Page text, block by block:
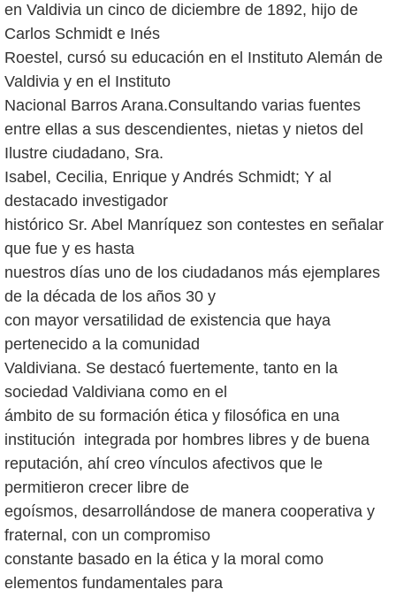
en Valdivia un cinco de diciembre de 1892, hijo de
Carlos Schmidt e Inés
Roestel, cursó su educación en el Instituto Alemán de
Valdivia y en el Instituto
Nacional Barros Arana.Consultando varias fuentes
entre ellas a sus descendientes, nietas y nietos del
Ilustre ciudadano, Sra.
Isabel, Cecilia, Enrique y Andrés Schmidt; Y al
destacado investigador
histórico Sr. Abel Manríquez son contestes en señalar
que fue y es hasta
nuestros días uno de los ciudadanos más ejemplares
de la década de los años 30 y
con mayor versatilidad de existencia que haya
pertenecido a la comunidad
Valdiviana. Se destacó fuertemente, tanto en la
sociedad Valdiviana como en el
ámbito de su formación ética y filosófica en una
institución integrada por hombres libres y de buena
reputación, ahí creo vínculos afectivos que le
permitieron crecer libre de
egoísmos, desarrollándose de manera cooperativa y
fraternal, con un compromiso
constante basado en la ética y la moral como
elementos fundamentales para